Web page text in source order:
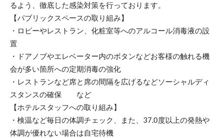
るよう、徹底した感染対策を行っております。
【パブリックスペースの取り組み】
・ロビーやレストラン、化粧室等へのアルコール消毒液の設
置
・ドアノブやエレベーター内のボタンなどお客様の触れる機
会が多い箇所への定期消毒の強化
・レストランなど席と席の間隔を広げるなどソーシャルディ
スタンスの確保 など
【ホテルスタッフへの取り組み】
・検温など毎日の体調チェック、また、37.0度以上の発熱や
体調が優れない場合は自宅待機